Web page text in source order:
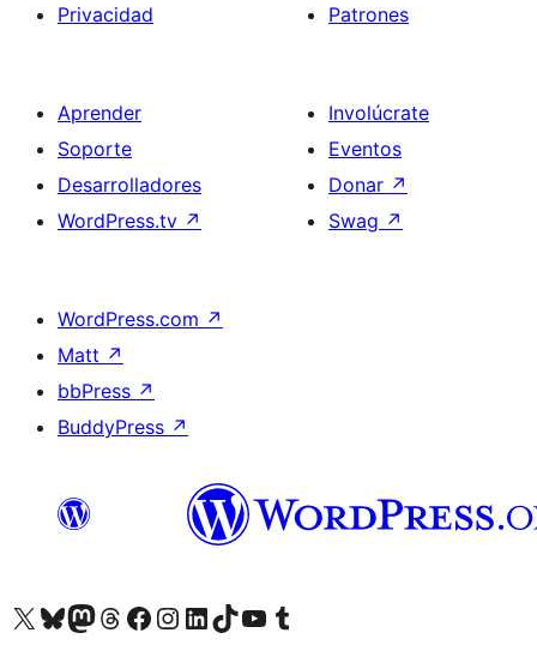
Privacidad
Patrones
Aprender
Soporte
Desarrolladores
WordPress.tv ↗
Involúcrate
Eventos
Donar ↗
Swag ↗
WordPress.com ↗
Matt ↗
bbPress ↗
BuddyPress ↗
Visita nuestra cuenta de X (anteriormente Twitter)
Visita nuestra cuenta de Bluesky
Visita nuestra cuenta de Mastodon
Visita nuestra cuenta de Threads
Visita nuestra página de Facebook
Visita nuestra cuenta de Instagram
Visita nuestra cuenta de LinkedIn
Visita nuestra cuenta de TikTok
Visita nuestro canal de YouTube
Visita nuestra cuenta de Tumblr